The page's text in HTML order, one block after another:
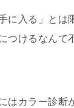
に入る」とは
つけるなんて
はカラー診断